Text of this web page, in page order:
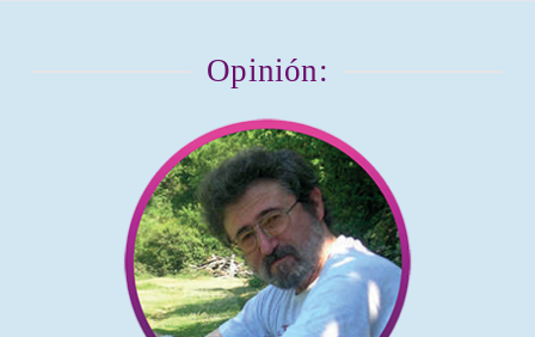
Opinión: